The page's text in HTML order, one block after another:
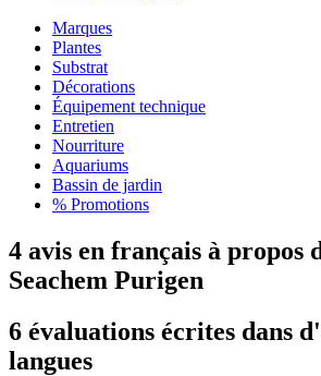
Marques
Plantes
Substrat
Décorations
Équipement technique
Entretien
Nourriture
Aquariums
Bassin de jardin
% Promotions
4 avis en français à propos
Seachem Purigen
6 évaluations écrites dans
langues